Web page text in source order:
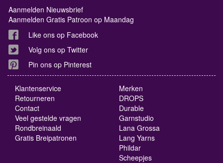
Aanmelden Nieuwsbrief
Aanmelden Gratis Patroon op Maandag
Like ons op Facebook
Volg ons op Twitter
Pin ons op Pinterest
Klantenservice
Retourneren
Contact
Veel gestelde vragen
Rondbreinaald
Gratis Breipatronen
Merken
DROPS
Durable
Garnstudio
Lana Grossa
Lang Yarns
Phildar
Scheepjes